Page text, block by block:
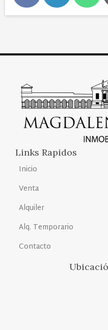
Links Rapidos
Inicio
Venta
Alquiler
Alq. Temporario
Contacto